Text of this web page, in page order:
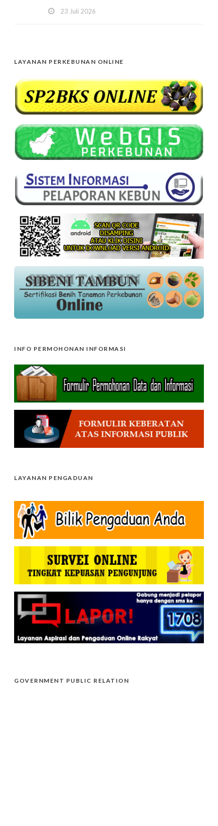
23 Juli 2026
LAYANAN PERKEBUNAN ONLINE
INFO PERMOHONAN INFORMASI
LAYANAN PENGADUAN
GOVERNMENT PUBLIC RELATION